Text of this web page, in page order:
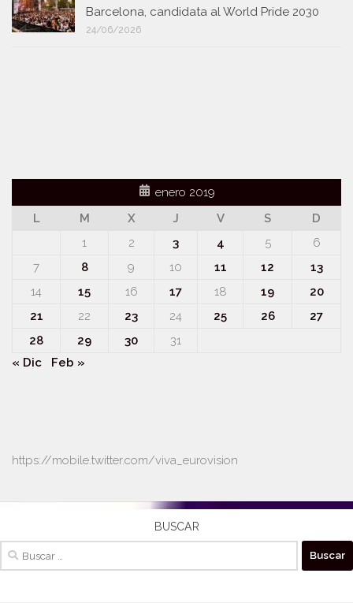
Barcelona, candidata al World Pride 2030
24/06/2026
enero 2019
L
M X J V S
D
1
2 3 4 5
6
7
8 9 10 11 12
13
14
15 16 17 18 19
20
21
22 23 24 25 26
27
28
29 30
31
« Dic
Feb »
https://mobile.twitter.com/viva_eurovision
BUSCAR